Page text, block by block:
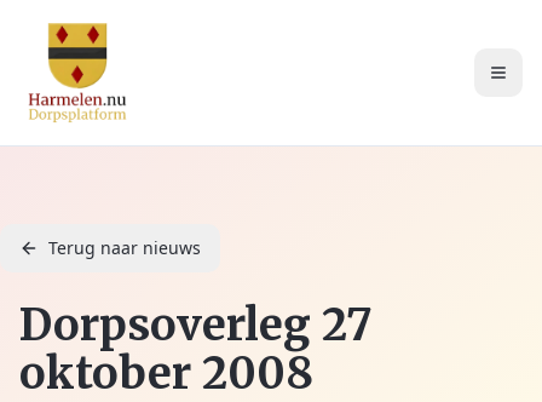
Terug naar nieuws
Dorpsoverleg 27
oktober 2008